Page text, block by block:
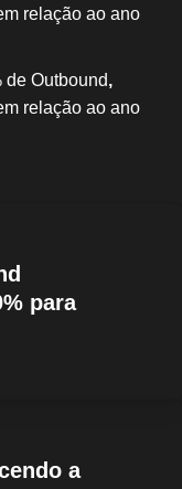
relação ao ano
de Outbound,
relação ao ano
para
a